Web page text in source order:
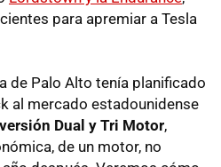
para apremiar a Tesla
de Palo Alto tenía planificado
al mercado estadounidense
Dual y Tri Motor,
de un motor, no